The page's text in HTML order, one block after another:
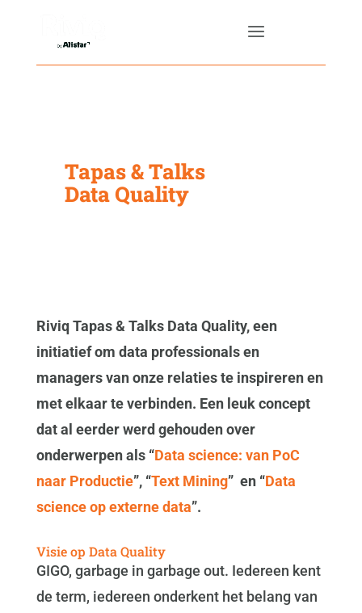
Tapas & Talks
Data Quality
Riviq Tapas & Talks Data Quality, een
initiatief om data professionals en
managers van onze relaties te inspireren en
met elkaar te verbinden. Een leuk concept
dat al eerder werd gehouden over
onderwerpen als “Data science: van PoC
naar Productie”, “Text Mining” en “Data
science op externe data”.
Visie op Data Quality
GIGO, garbage in garbage out. Iedereen kent
de term, iedereen onderkent het belang van